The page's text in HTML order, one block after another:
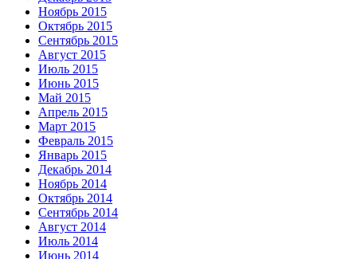
Ноябрь 2015
Октябрь 2015
Сентябрь 2015
Август 2015
Июль 2015
Июнь 2015
Май 2015
Апрель 2015
Март 2015
Февраль 2015
Январь 2015
Декабрь 2014
Ноябрь 2014
Октябрь 2014
Сентябрь 2014
Август 2014
Июль 2014
Июнь 2014